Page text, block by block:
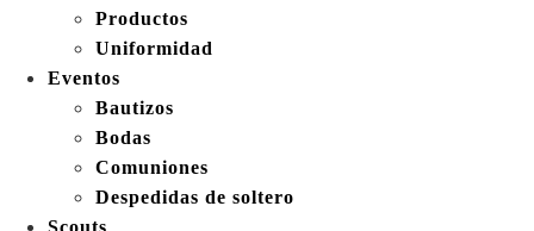
Productos
Uniformidad
Eventos
Bautizos
Bodas
Comuniones
Despedidas de soltero
Scouts